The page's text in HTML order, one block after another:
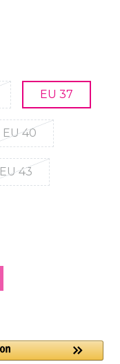
EU 37
EU 40
EU 43